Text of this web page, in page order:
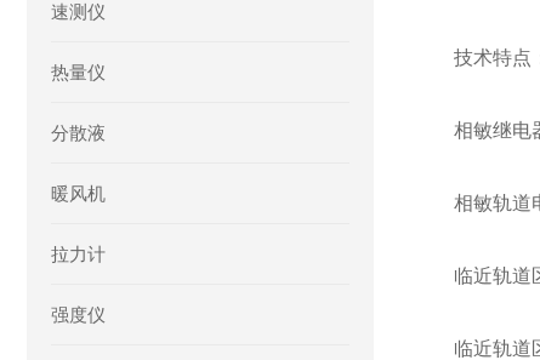
速测仪
热量仪
分散液
暖风机
拉力计
强度仪
技术特点
相敏继电
相敏轨道
临近轨道
临近轨道